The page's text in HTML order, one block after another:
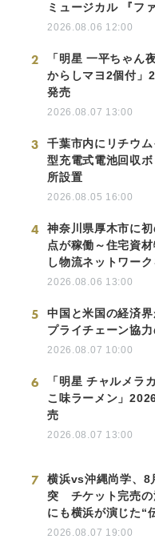
ミュージカル 『フ
2026.08.06 12:00
2
「明星 一平ちゃん
からしマヨ2個付」
発売
2026.08.07 13:00
3
千葉市内にリチウ
型充電式電池回収
所設置
2026.08.05 16:00
4
神奈川県厚木市に
点が稼働～住宅資
し物流ネットワー
2026.08.06 13:00
5
中国と米国の経済
プライチェーン協
2026.08.07 10:00
6
「明星 チャルメラ
こ味ラーメン」
売
2026.08.07 13:00
7
横浜vs沖縄尚学、8
突 チケット完売
にも横浜が演じた“
2026.08.07 19:00